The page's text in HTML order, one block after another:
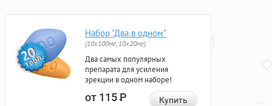
Набор "Два в одном"
(10x100мг, 10x20мг)
Два самых популярных
препарата для усиления
эрекции в одном наборе!
от 115Р Купить